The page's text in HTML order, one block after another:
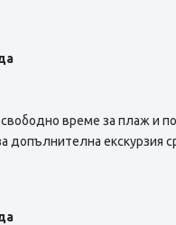
време за плаж и
допълнителна екскурзия